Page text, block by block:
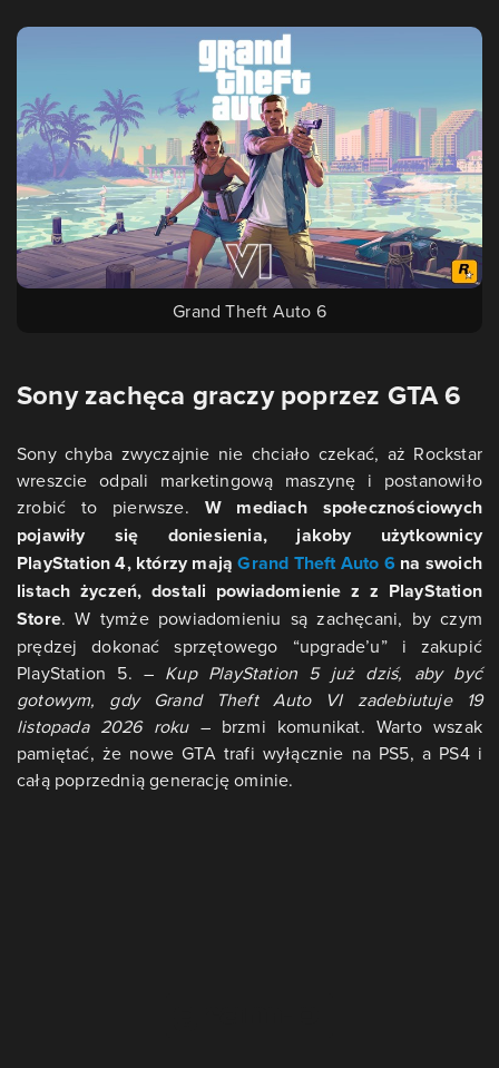
Grand Theft Auto 6
Sony zachęca graczy poprzez GTA 6
Sony chyba zwyczajnie nie chciało czekać, aż Rockstar
wreszcie odpali marketingową maszynę i postanowiło
zrobić to pierwsze. W mediach społecznościowych
pojawiły się doniesienia, jakoby użytkownicy
PlayStation 4, którzy mająGrand Theft Auto 6 na swoich
listach życzeń, dostali powiadomienie z z PlayStation
Store. W tymże powiadomieniu są zachęcani, by czym
prędzej dokonać sprzętowego “upgrade’u” i zakupić
PlayStation 5. – Kup PlayStation 5 już dziś, aby być
gotowym, gdy Grand Theft Auto VI zadebiutuje 19
listopada 2026 roku– brzmi komunikat. Warto wszak
pamiętać, że nowe GTA trafi wyłącznie na PS5, a PS4 i
całą poprzednią generację ominie.